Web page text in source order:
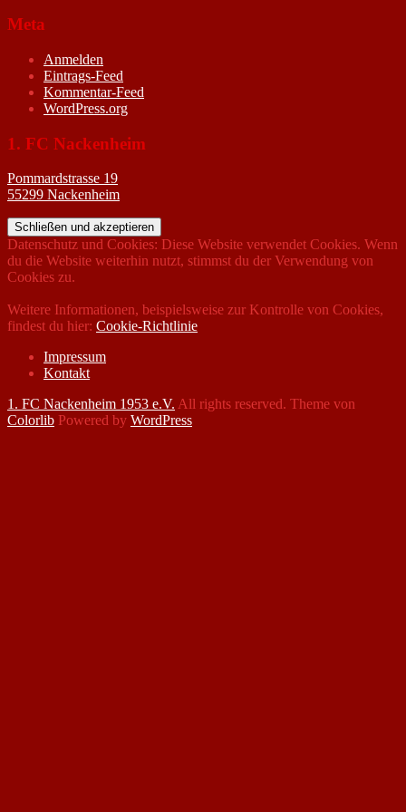
Meta
Anmelden
Eintrags-Feed
Kommentar-Feed
WordPress.org
1. FC Nackenheim
Pommardstrasse 19
55299 Nackenheim
Datenschutz und Cookies: Diese Website verwendet Cookies. Wenn
du die Website weiterhin nutzt, stimmst du der Verwendung von
Cookies zu.
Weitere Informationen, beispielsweise zur Kontrolle von Cookies,
findest du hier: Cookie-Richtlinie
Impressum
Kontakt
1. FC Nackenheim 1953 e.V. All rights reserved. Theme von
Colorlib Powered by WordPress